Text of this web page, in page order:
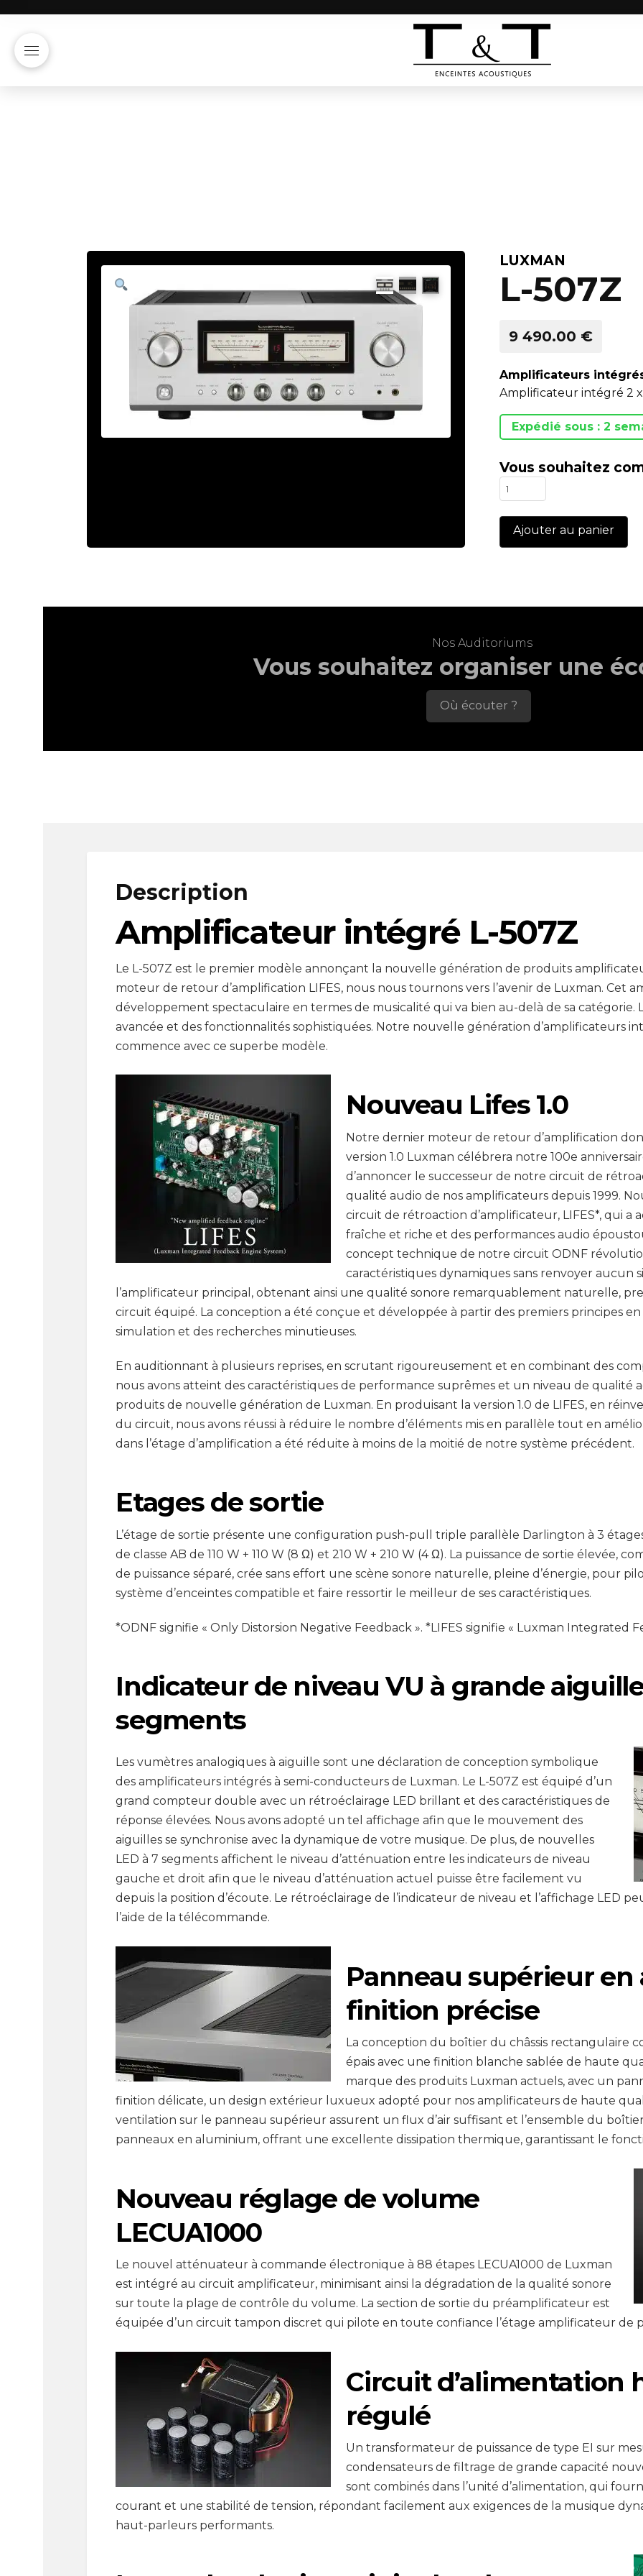
LUXMAN
L-507Z
9 490.00 €
Amplificateurs
Amplificateur intégré 2 x
Expédié sous : 2
Vous souhaitez
quantité
de
507Z
Ajouter au panier
Nos Auditoriums
Vous souhaitez organiser une
Où écouter ?
Description
Amplificateur intégré L-507Z
Le L-507Z est le premier modèle annonçant la nouvelle génération de produits
moteur de retour d’amplification LIFES, nous nous tournons vers l’avenir de Luxman. Cet
développement spectaculaire en termes de musicalité qui va bien au-delà de sa catégorie.
avancée et des fonctionnalités sophistiquées. Notre nouvelle génération d’amplificateurs
commence avec ce superbe modèle.
Nouveau Lifes 1.0
Notre dernier moteur de retour d’amplification
version 1.0 Luxman célébrera notre 100e
d’annoncer le successeur de notre circuit de
qualité audio de nos amplificateurs depuis 1999.
circuit de rétroaction d’amplificateur, LIFES*, qui a
fraîche et riche et des performances audio
concept technique de notre circuit ODNF
caractéristiques dynamiques sans renvoyer aucun
l’amplificateur principal, obtenant ainsi une qualité sonore remarquablement naturelle,
circuit équipé. La conception a été conçue et développée à partir des premiers principes
simulation et des recherches minutieuses.
En auditionnant à plusieurs reprises, en scrutant rigoureusement et en combinant des
nous avons atteint des caractéristiques de performance suprêmes et un niveau de qualité
produits de nouvelle génération de Luxman. En produisant la version 1.0 de LIFES, en
du circuit, nous avons réussi à réduire le nombre d’éléments mis en parallèle tout en
dans l’étage d’amplification a été réduite à moins de la moitié de notre système précédent.
Etages de sortie
L’étage de sortie présente une configuration push-pull triple parallèle Darlington à 3
de classe AB de 110 W + 110 W (8 Ω) et 210 W + 210 W (4 Ω). La puissance de sortie élevée,
de puissance séparé, crée sans effort une scène sonore naturelle, pleine d’énergie, pour
système d’enceintes compatible et faire ressortir le meilleur de ses caractéristiques.
*ODNF signifie « Only Distorsion Negative Feedback ». *LIFES signifie « Luxman Integrated
Indicateur de niveau VU à grande
segments
Les vumètres analogiques à aiguille sont une déclaration de conception symbolique
des amplificateurs intégrés à semi-conducteurs de Luxman. Le L-507Z est équipé d’un
grand compteur double avec un rétroéclairage LED brillant et des caractéristiques de
réponse élevées. Nous avons adopté un tel affichage afin que le mouvement des
aiguilles se synchronise avec la dynamique de votre musique. De plus, de nouvelles
LED à 7 segments affichent le niveau d’atténuation entre les indicateurs de niveau
gauche et droit afin que le niveau d’atténuation actuel puisse être facilement vu
depuis la position d’écoute. Le rétroéclairage de l’indicateur de niveau et l’affichage LED
l’aide de la télécommande.
Panneau supérieur
finition précise
La conception du boîtier du châssis rectangulaire
épais avec une finition blanche sablée de haute
marque des produits Luxman actuels, avec un
finition délicate, un design extérieur luxueux adopté pour nos amplificateurs de haute
ventilation sur le panneau supérieur assurent un flux d’air suffisant et l’ensemble du
panneaux en aluminium, offrant une excellente dissipation thermique, garantissant le
Nouveau réglage de volume
LECUA1000
Le nouvel atténuateur à commande électronique à 88 étapes LECUA1000 de Luxman
est intégré au circuit amplificateur, minimisant ainsi la dégradation de la qualité sonore
sur toute la plage de contrôle du volume. La section de sortie du préamplificateur est
équipée d’un circuit tampon discret qui pilote en toute confiance l’étage amplificateur de
Circuit d’alimentation
régulé
Un transformateur de puissance de type EI sur
condensateurs de filtrage de grande capacité
sont combinés dans l’unité d’alimentation, qui
courant et une stabilité de tension, répondant facilement aux exigences de la musique
haut-parleurs performants.